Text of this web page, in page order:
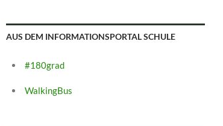
AUS DEM INFORMATIONSPORTAL SCHULE
#180grad
WalkingBus